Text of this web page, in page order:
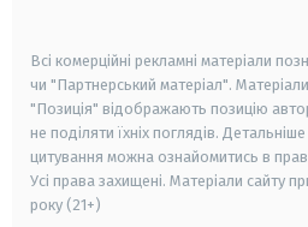
Всі комерційні рекламні матеріали
чи "Партнерський матеріал".
"Позиція" відображають позицію
не поділяти їхніх поглядів.
цитування можна ознайомитись в
Усі права захищені. Матеріали сайту
року (21+)